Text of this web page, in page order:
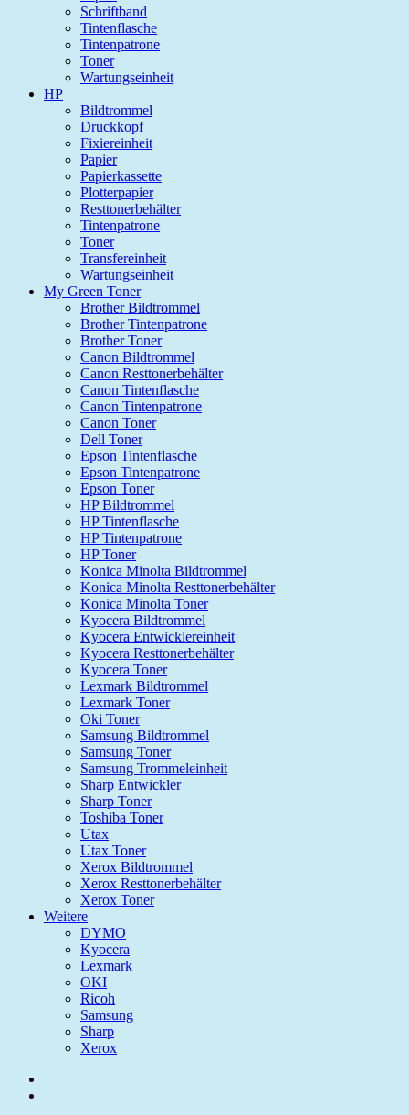
Schriftband
Tintenflasche
Tintenpatrone
Toner
Wartungseinheit
HP
Bildtrommel
Druckkopf
Fixiereinheit
Papier
Papierkassette
Plotterpapier
Resttonerbehälter
Tintenpatrone
Toner
Transfereinheit
Wartungseinheit
My Green Toner
Brother Bildtrommel
Brother Tintenpatrone
Brother Toner
Canon Bildtrommel
Canon Resttonerbehälter
Canon Tintenflasche
Canon Tintenpatrone
Canon Toner
Dell Toner
Epson Tintenflasche
Epson Tintenpatrone
Epson Toner
HP Bildtrommel
HP Tintenflasche
HP Tintenpatrone
HP Toner
Konica Minolta Bildtrommel
Konica Minolta Resttonerbehälter
Konica Minolta Toner
Kyocera Bildtrommel
Kyocera Entwicklereinheit
Kyocera Resttonerbehälter
Kyocera Toner
Lexmark Bildtrommel
Lexmark Toner
Oki Toner
Samsung Bildtrommel
Samsung Toner
Samsung Trommeleinheit
Sharp Entwickler
Sharp Toner
Toshiba Toner
Utax
Utax Toner
Xerox Bildtrommel
Xerox Resttonerbehälter
Xerox Toner
Weitere
DYMO
Kyocera
Lexmark
OKI
Ricoh
Samsung
Sharp
Xerox